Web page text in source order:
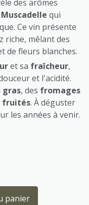
des arômes
Muscadelle qui
Ce vin présente
riche, mêlant des
de fleurs blanches.
et sa fraîcheur,
et l'acidité.
gras, des fromages
fruités. À déguster
les années à venir.
panier